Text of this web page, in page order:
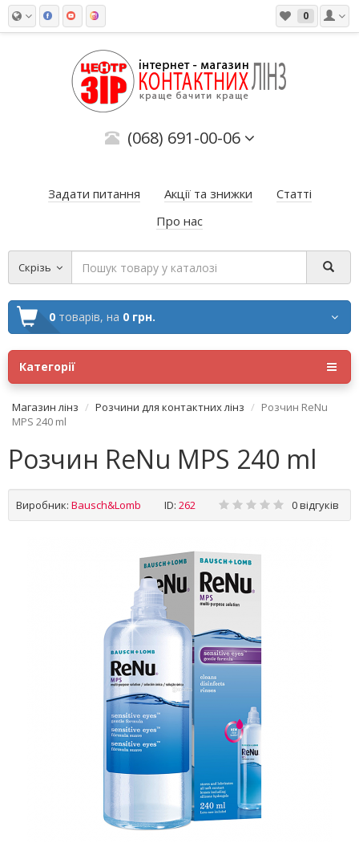
0
(068) 691-00-06
Задати питання Акції та знижки
Статті
Про нас
Скрізь
0 товарів, на 0 грн.
Категорії
Магазин лінз Розчини для контактних лінз
Розчин ReNu
MPS 240 ml
Розчин ReNu MPS 240 ml
Виробник: Bausch&Lomb ID: 262 0 відгуків